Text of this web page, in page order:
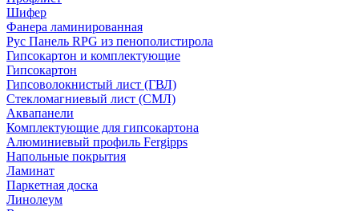
Шифер
Фанера ламинированная
Рус Панель RPG из пенополистирола
Гипсокартон и комплектующие
Гипсокартон
Гипсоволокнистый лист (ГВЛ)
Стекломагниевый лист (СМЛ)
Аквапанели
Комплектующие для гипсокартона
Алюминиевый профиль Fergipps
Напольные покрытия
Ламинат
Паркетная доска
Линолеум